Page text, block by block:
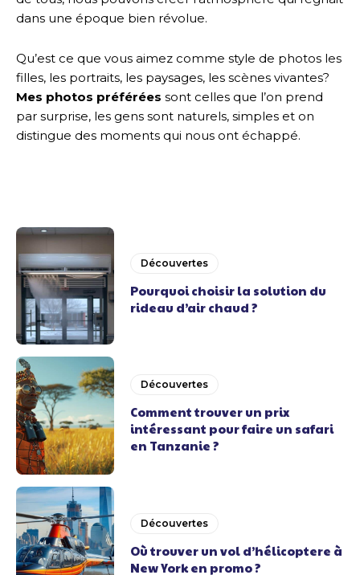
dans une époque bien révolue.
Qu’est ce que vous aimez comme style de photos les
filles, les portraits, les paysages, les scènes vivantes?
Mes photos préférées sont celles que l’on prend
par surprise, les gens sont naturels, simples et on
distingue des moments qui nous ont échappé.
Découvertes
Pourquoi choisir la solution du
rideau d’air chaud ?
Découvertes
Comment trouver un prix
intéressant pour faire un safari
en Tanzanie ?
Découvertes
Où trouver un vol d’hélicoptere à
New York en promo ?